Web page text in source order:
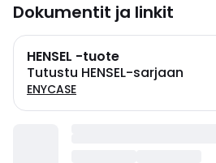
Dokumentit ja linkit
HENSEL -tuote
Tutustu HENSEL-sarjaan
ENYCASE